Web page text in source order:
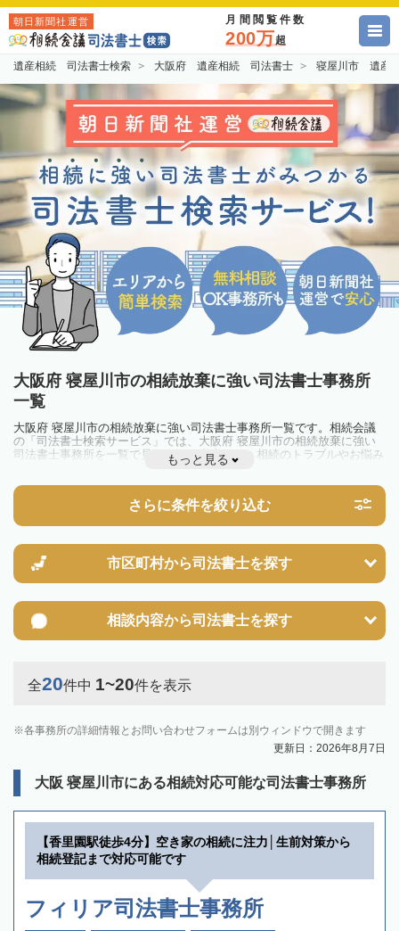
朝日新聞社運営 月間閲覧件数
200万超
遺産相続 司法書士検索 大阪府 遺産相続 司法書士 寝屋川市 遺産
大阪府 寝屋川市の相続放棄に強い司法書士事務所
一覧
大阪府 寝屋川市の相続放棄に強い司法書士事務所一覧です。相続会議
の「司法書士検索サービス」では、大阪府 寝屋川市の相続放棄に強い
司法書士事務所を一覧で見ることが出来ます。相続のトラブルやお悩み
を抱えている方は一度近隣の司法書士に相談してみましょう。
もっと見る
さらに条件を絞り込む
市区町村から司法書士を探す
相談内容から司法書士を探す
全20件中 1~20件を表示
各事務所の詳細情報とお問い合わせフォームは別ウィンドウで開きます
更新日：2026年8月7日
大阪 寝屋川市にある相続対応可能な司法書士事務所
【香里園駅徒歩4分】空き家の相続に注力│生前対策から
相続登記まで対応可能です
フィリア司法書士事務所